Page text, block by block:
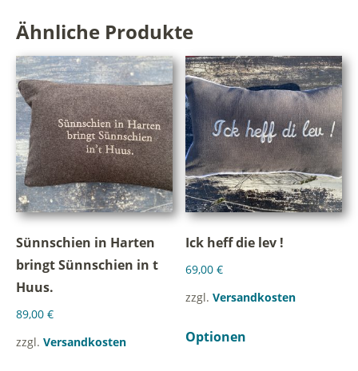
Ähnliche Produkte
Sünnschien in Harten
bringt Sünnschien in t
Huus.
89,00 €
zzgl. Versandkosten
Ick heff die lev !
69,00€
zzgl.Versandkosten
Optionen